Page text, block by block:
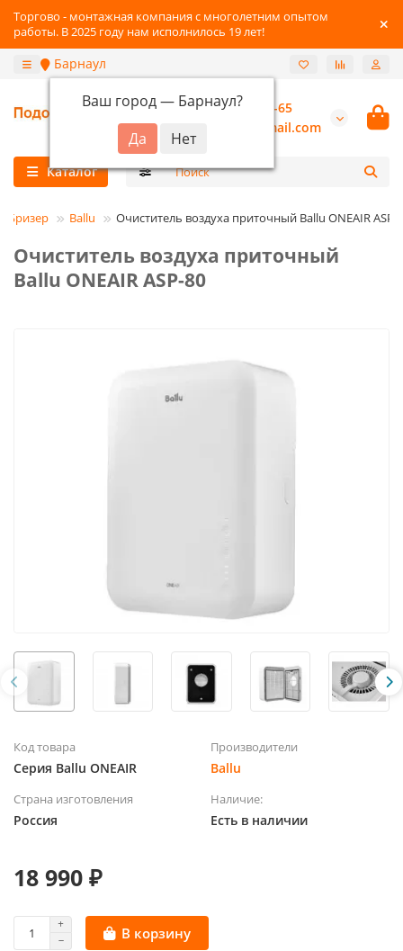
Торгово - монтажная компания с многолетним опытом
работы. В 2025 году нам исполнилось 19 лет!
Барнаул
Ваш город — Барнаул?
+7-3852-22-41-65
burannsk@gmail.com
Каталог
Бризер Ballu Очиститель воздуха приточный Ballu ONEAIR ASP-
Очиститель воздуха приточный
Ballu ONEAIR ASP-80
Код товара
Серия Ballu ONEAIR
Производители
Ballu
Страна изготовления
Россия
Наличие:
Есть в наличии
18 990 ₽
В корзину